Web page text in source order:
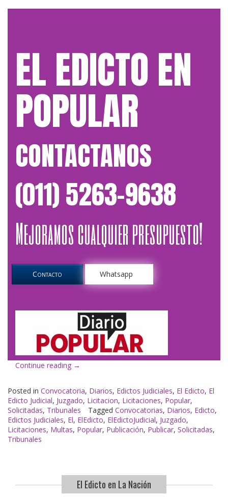
EL EDICTO EN
POPULAR
CONTACTANOS
(011) 5263-9638
Mejoramos cualquier presupuesto!
Contacto Whatsapp
Continue reading «El
Popular»
→
Posted in Convocatoria, Diarios, Edictos Judiciales, El Edicto, El
Edicto Judicial, Juzgado, Licitacion, Licitaciones, Popular,
Solicitadas, Tribunales Tagged Convocatorias, Diarios, Edicto,
Edictos Judiciales, El, ElEdicto, ElEdictoJudicial, Juzgado,
Licitaciones, Multas, Popular, Publicación, Publicar, Solicitadas,
Tribunales
El Edicto en La Nación